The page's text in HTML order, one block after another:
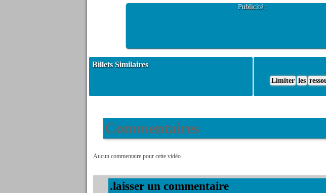
Publicité :
Billets Similaires
Limiter les
Commentaires
Aucun commentaire pour cette vidéo
.laisser un commentaire